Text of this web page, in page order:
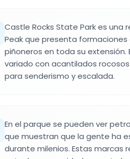
Castle Rocks State Park es una
Peak que presenta
piñoneros en toda su extensión.
variado con acantilados
para senderismo y escalada.
En el parque se pueden ver
que muestran que la gente ha
durante milenios. Estas marcas